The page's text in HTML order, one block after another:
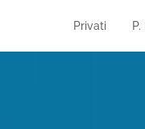
Privati